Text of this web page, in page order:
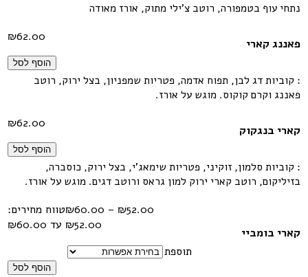
נתחי עוף בטמפורה, רוטב צ'ילי מתוק, אורז מאודה
פאננג קארי ₪62.00
הוסף לסל
: קוביות דג לבן, תפוח אדמה, פטריות שמפניון, בצל ירוק, רוטב
פאננג וקרם קוקוס. מוגש על אורז.
קארי בנגקוק ₪62.00
הוסף לסל
: קוביות סלמון, זוקיני, פטריות שימאג'י, בצל ירוק, כוסברה,
בזיליקום, רוטב קארי ירוק למון גראס ורוטב דגים. מוגש על אורז.
קארי בומביי
₪52.00
–
₪60.00
טווח מחירים:
תוספת
הוסף לסל